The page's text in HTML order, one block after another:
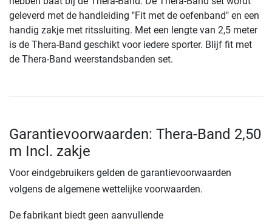
geleverd met de handleiding "Fit met de oefenband" en een
handig zakje met ritssluiting. Met een lengte van 2,5 meter
is de Thera-Band geschikt voor iedere sporter. Blijf fit met
de Thera-Band weerstandsbanden set.
Garantievoorwaarden: Thera-Band 2,50
m Incl. zakje
Voor eindgebruikers gelden de garantievoorwaarden
volgens de algemene wettelijke voorwaarden.
De fabrikant biedt geen aanvullende